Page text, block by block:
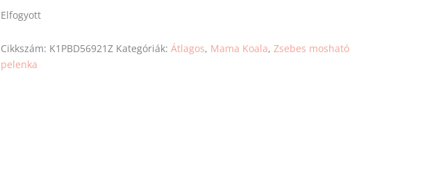
Elfogyott
Cikkszám: K1PBD56921Z Kategóriák: Átlagos, Mama Koala, Zsebes mosható
pelenka